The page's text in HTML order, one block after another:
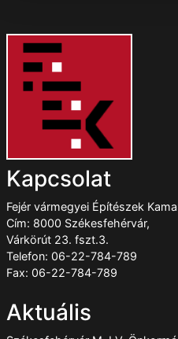
Kapcsolat
Fejér vármegyei Építészek
Cím: 8000 Székesfehérvár,
Várkörút 23. fszt.3.
Telefon: 06-22-784-789
Fax: 06-22-784-789
Aktuális